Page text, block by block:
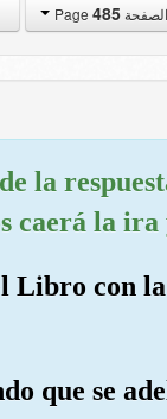
الصفحة Page485
la
caerá la
Libro con
que se